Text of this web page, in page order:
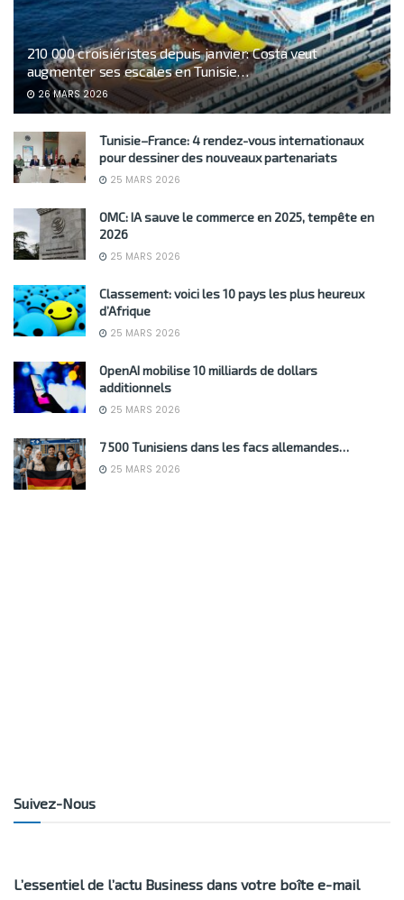
210 000 croisiéristes depuis janvier: Costa veut
augmenter ses escales en Tunisie…
26 MARS 2026
Tunisie–France: 4 rendez-vous internationaux
pour dessiner des nouveaux partenariats
25 MARS 2026
OMC: IA sauve le commerce en 2025, tempête en
2026
25 MARS 2026
Classement: voici les 10 pays les plus heureux
d’Afrique
25 MARS 2026
OpenAI mobilise 10 milliards de dollars
additionnels
25 MARS 2026
7 500 Tunisiens dans les facs allemandes…
25 MARS 2026
Suivez-Nous
L’essentiel de l’actu Business dans votre boîte e-mail